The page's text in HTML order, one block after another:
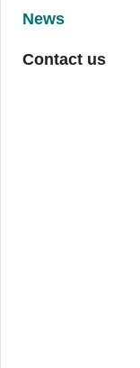
News
Contact us